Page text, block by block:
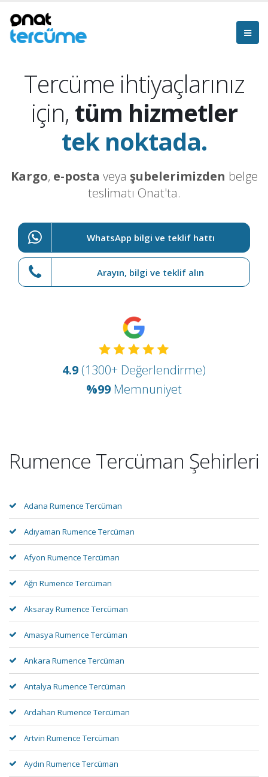
Tercüme ihtiyaçlarınız
için, tüm hizmetler
tek noktada.
Kargo, e-posta veya şubelerimizden belge
teslimatı Onat'ta.
WhatsApp bilgi ve teklif hattı
Arayın, bilgi ve teklif alın
4.9 (1300+ Değerlendirme)
%99 Memnuniyet
Rumence Tercüman Şehirleri
Adana Rumence Tercüman
Adıyaman Rumence Tercüman
Afyon Rumence Tercüman
Ağrı Rumence Tercüman
Aksaray Rumence Tercüman
Amasya Rumence Tercüman
Ankara Rumence Tercüman
Antalya Rumence Tercüman
Ardahan Rumence Tercüman
Artvin Rumence Tercüman
Aydın Rumence Tercüman